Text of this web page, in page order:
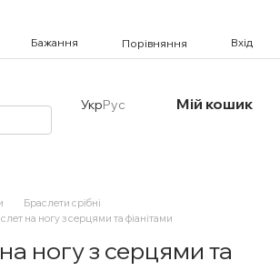
Бажання Порівняння Вхід
УкрРус Мій кошик
Браслети срібні
на ногу з серцями та фіанітами
ногу з серцями та